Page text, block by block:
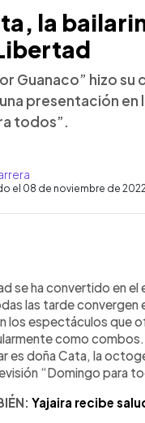
la
Guanaco” hizo
presentación
todos”.
el 08 de noviembre de
artículo
se ha convertido en
las tarde
los espectáculos que
como
es doña Cata, la
“Domingo para
Yajaira recibe